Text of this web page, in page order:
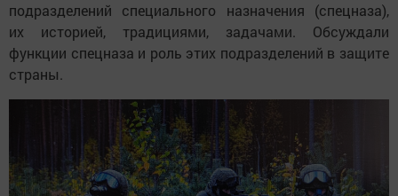
подразделений специального назначения (спецназа),
их историей, традициями, задачами. Обсуждали
функции спецназа и роль этих подразделений в защите
страны.